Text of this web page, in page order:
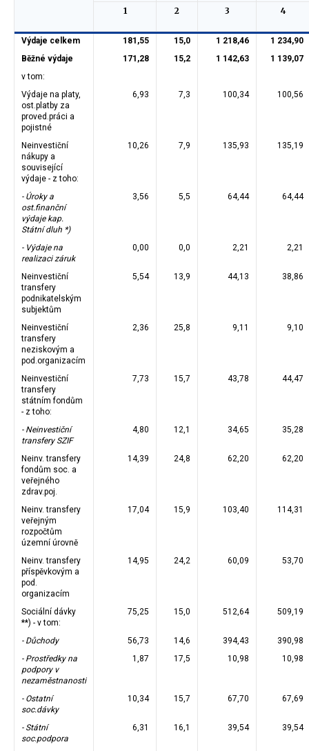
1
2 3 4
Výdaje celkem 181,55 15,0 1 218,46
1 234,90
Běžné výdaje
171,28 15,2 1 142,63
1 139,07
v tom:
Výdaje na platy,
ost.platby za
proved.práci a
pojistné
6,93 7,3 100,34 100,56
Neinvestiční
nákupy a
související
výdaje - z toho:
10,26 7,9 135,93 135,19
- Úroky a
ost.finanční
výdaje kap.
Státní dluh *)
3,56 5,5 64,44 64,44
- Výdaje na
realizaci záruk
0,00 0,0 2,21 2,21
Neinvestiční
transfery
podnikatelským
subjektům
5,54 13,9 44,13 38,86
Neinvestiční
transfery
neziskovým a
pod.organizacím
2,36 25,8 9,11 9,10
Neinvestiční
transfery
státním fondům
- z toho:
7,73 15,7 43,78 44,47
- Neinvestiční
transfery SZIF
4,80 12,1 34,65 35,28
Neinv. transfery
fondům soc. a
veřejného
zdrav.poj.
14,39 24,8 62,20 62,20
Neinv. transfery
veřejným
rozpočtům
územní úrovně
17,04 15,9 103,40 114,31
Neinv. transfery
příspěvkovým a
pod.
organizacím
14,95 24,2 60,09 53,70
Sociální dávky
**) - v tom:
75,25 15,0 512,64 509,19
- Důchody 56,73 14,6 394,43
390,98
- Prostředky na
podpory v
nezaměstnanosti
1,87 17,5 10,98 10,98
- Ostatní
soc.dávky
10,34 15,7 67,70 67,69
- Státní
soc.podpora
6,31 16,1 39,54 39,54